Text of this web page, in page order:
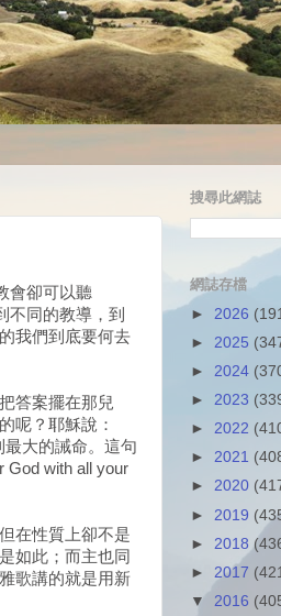
會卻可以聽
不同的教導，到
我們到底要何去
答案擺在那兒
呢？耶穌說：
最大的誡命。這句
God with all your
在性質上卻不是
如此；而主也同
歌講的就是用新
搜尋此網誌
網誌存檔
► 2026
► 2025
► 2024
► 2023
► 2022
► 2021
► 2020
► 2019
► 2018
► 2017
▼ 2016